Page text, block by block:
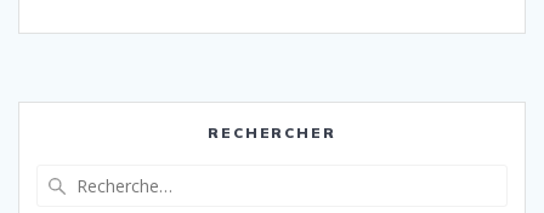
RECHERCHER